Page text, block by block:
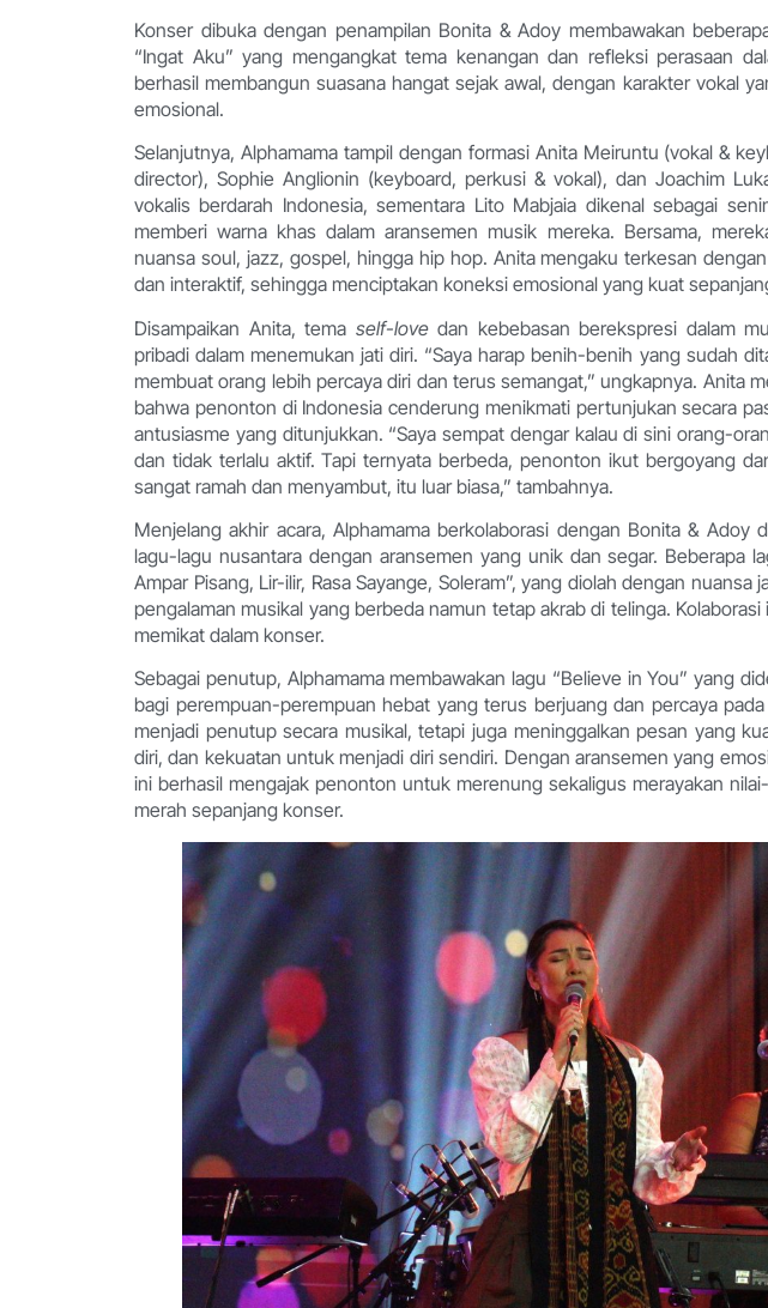
Konser dibuka dengan penampilan Bonita & Adoy membawakan
“Ingat Aku” yang mengangkat tema kenangan dan refleksi perasaan
berhasil membangun suasana hangat sejak awal, dengan karakter vokal
emosional.
Selanjutnya, Alphamama tampil dengan formasi Anita Meiruntu (vokal &
director), Sophie Anglionin (keyboard, perkusi & vokal), dan Joachim
vokalis berdarah Indonesia, sementara Lito Mabjaia dikenal sebagai
memberi warna khas dalam aransemen musik mereka. Bersama,
nuansa soul, jazz, gospel, hingga hip hop. Anita mengaku terkesan
dan interaktif, sehingga menciptakan koneksi emosional yang kuat
Disampaikan Anita, tema self-lovedan kebebasan berekspresi dalam
pribadi dalam menemukan jati diri. “Saya harap benih-benih yang sudah
membuat orang lebih percaya diri dan terus semangat,” ungkapnya. Anita
bahwa penonton di Indonesia cenderung menikmati pertunjukan secara
antusiasme yang ditunjukkan. “Saya sempat dengar kalau di sini orang-
dan tidak terlalu aktif. Tapi ternyata berbeda, penonton ikut bergoyang
sangat ramah dan menyambut, itu luar biasa,” tambahnya.
Menjelang akhir acara, Alphamama berkolaborasi dengan Bonita & Adoy
lagu-lagu nusantara dengan aransemen yang unik dan segar. Beberapa
Ampar Pisang, Lir-ilir, Rasa Sayange, Soleram”, yang diolah dengan
pengalaman musikal yang berbeda namun tetap akrab di telinga.
memikat dalam konser.
Sebagai penutup, Alphamama membawakan lagu “Believe in You” yang
bagi perempuan-perempuan hebat yang terus berjuang dan percaya
menjadi penutup secara musikal, tetapi juga meninggalkan pesan yang
diri, dan kekuatan untuk menjadi diri sendiri. Dengan aransemen yang
ini berhasil mengajak penonton untuk merenung sekaligus merayakan
merah sepanjang konser.